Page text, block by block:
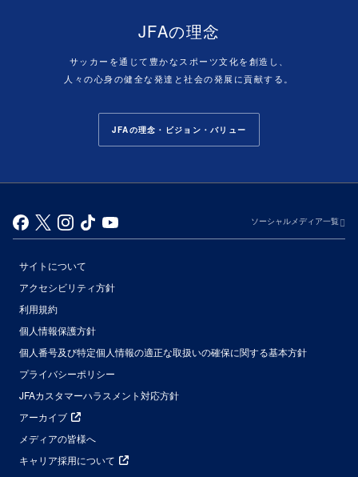
JFAの理念
サッカーを通じて豊かなスポーツ文化を創造し、
人々の心身の健全な発達と社会の発展に貢献する。
JFAの理念・ビジョン・バリュー
ソーシャルメディア一覧
サイトについて
アクセシビリティ方針
利用規約
個人情報保護方針
個人番号及び特定個人情報の適正な取扱いの確保に関する基本方針
プライバシーポリシー
JFAカスタマーハラスメント対応方針
アーカイブ
メディアの皆様へ
キャリア採用について